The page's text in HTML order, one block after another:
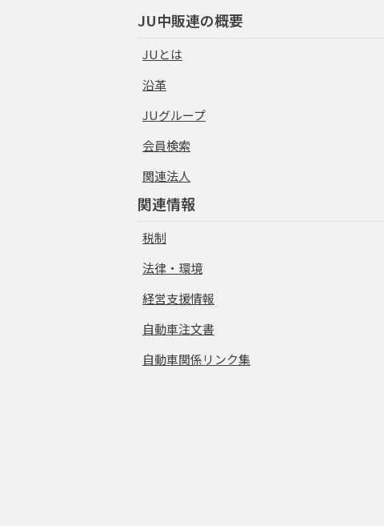
JU中販連の概要
JUとは
沿革
JUグループ
会員検索
関連法人
関連情報
税制
法律・環境
経営支援情報
自動車注文書
自動車関係リンク集